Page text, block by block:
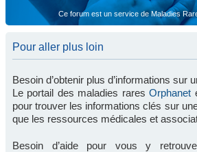
Ce forum est un service de Maladies
Pour aller plus loin
Besoin d’obtenir plus d’informations sur
Le portail des maladies raresOrphanet
pour trouver les informations clés sur
que les ressources médicales et
Besoin d’aide pour vous y